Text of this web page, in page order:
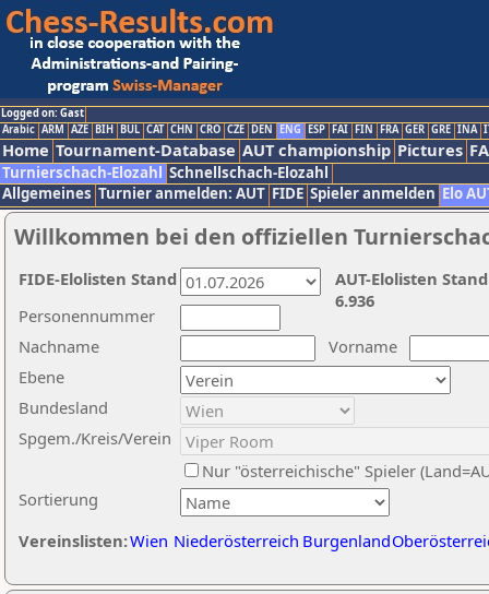
Logged on: Gast
Arabic ARM AZE BIH BUL CAT CHN CRO CZE DEN ENG ESP FAI FIN FRA GER GRE INA
Home Tournament-Database AUT championship Pictures
Turnierschach-Elozahl Schnellschach-Elozahl
Allgemeines Turnier anmelden: AUT FIDE Spieler anmelden Elo
Willkommen bei den offiziellen
Nachname
Vorname
Ebene
Sortierung
Personennummer
Bundesland
Spgem./Kreis/Verein
Nur "österreichische" Spieler
Vereinslisten:Wien Niederösterreich Burgenland
AUT-Elolisten
6.936
FIDE-Elolisten Stand